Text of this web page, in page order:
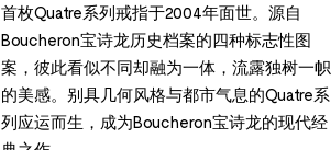
首枚Quatre系列戒指于2004年面世。源自
Boucheron宝诗龙历史档案的四种标志性图
案，彼此看似不同却融为一体，流露独树一帜
的美感。别具几何风格与都市气息的Quatre系
列应运而生，成为Boucheron宝诗龙的现代经